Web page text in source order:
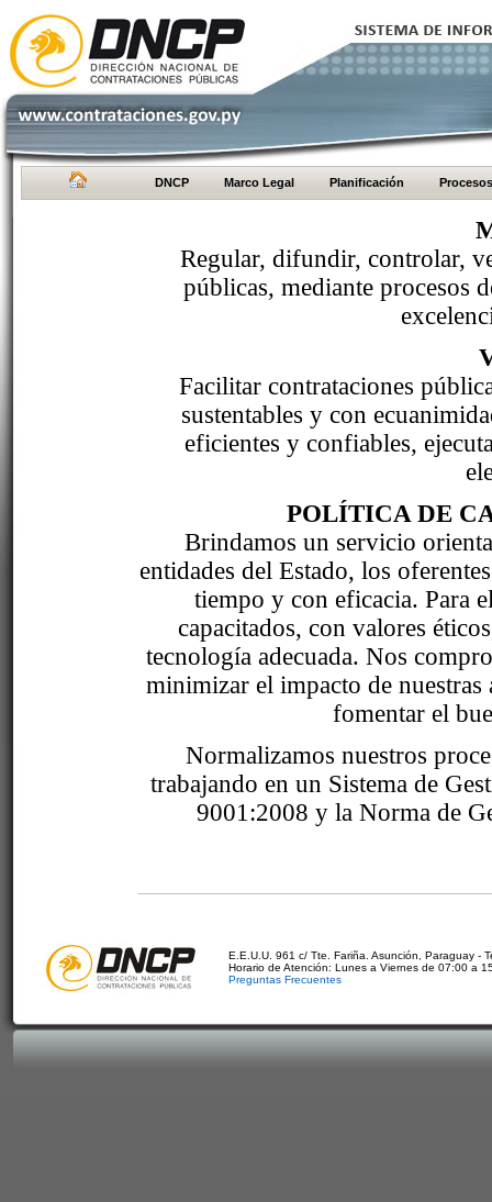
DNCP Marco Legal Planificación Procesos
Regular, difundir, controlar,
públicas, mediante procesos
Facilitar contrataciones
sustentables y con
eficientes y confiables,
POLÍTICA DE
Brindamos un servicio
entidades del Estado, los
tiempo y con eficacia. Para
capacitados, con valores
tecnología adecuada. Nos
minimizar el impacto de
fomentar el
Normalizamos nuestros
trabajando en un Sistema de
9001:2008 y la Norma de
E.E.U.U. 961 c/ Tte. Fariña. Asunción, Paraguay -
Horario de Atención: Lunes a Viernes de 07:00 a
Preguntas Frecuentes